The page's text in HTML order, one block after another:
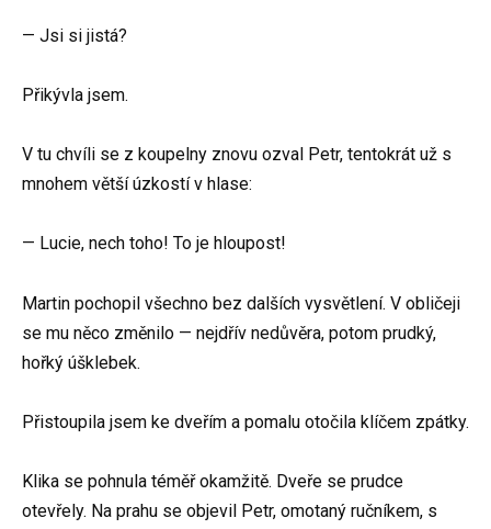
— Jsi si jistá?
Přikývla jsem.
V tu chvíli se z koupelny znovu ozval Petr, tentokrát už s
mnohem větší úzkostí v hlase:
— Lucie, nech toho! To je hloupost!
Martin pochopil všechno bez dalších vysvětlení. V obličeji
se mu něco změnilo — nejdřív nedůvěra, potom prudký,
hořký úšklebek.
Přistoupila jsem ke dveřím a pomalu otočila klíčem zpátky.
Klika se pohnula téměř okamžitě. Dveře se prudce
otevřely. Na prahu se objevil Petr, omotaný ručníkem, s